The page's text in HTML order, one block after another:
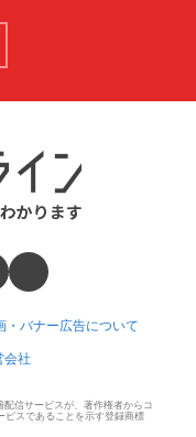
・バナー広告について
会社
信サービスが、著作権者からコ
ビスであることを示す登録商標